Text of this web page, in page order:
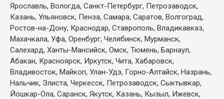
Ярославль, Вологда, Санкт-Петербург, Петрозаводск,
Казань, Ульяновск, Пенза, Самара, Саратов, Волгоград,
Ростов-на-Дону, Краснодар, Ставрополь, Владикавказ,
Махачкала, Уфа, Оренбург, Челябинск, Мурманск,
Салехард, Ханты-Мансийск, Омск, Тюмень, Барнаул,
Абакан, Красноярск, Иркутск, Чита, Хабаровск,
Владивосток, Майкоп, Улан-Удэ, Горно-Алтайск, Назрань,
Нальчик, Элиста, Черкесск, Петрозаводск, Сыктывкар,
Йошкар-Ола, Саранск, Якутск, Казань, Кызыл, Ижевск,